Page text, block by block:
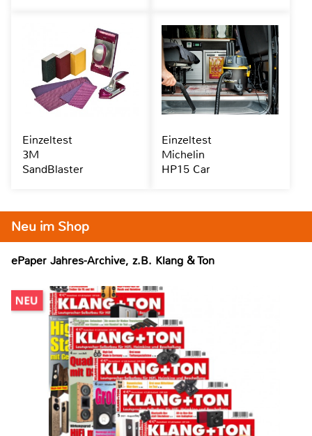
Neu im Shop
ePaper Jahres-Archive, z.B. Klang & Ton
Einzeltest
3M
SandBlaster
Einzeltest
Michelin
HP15 Car